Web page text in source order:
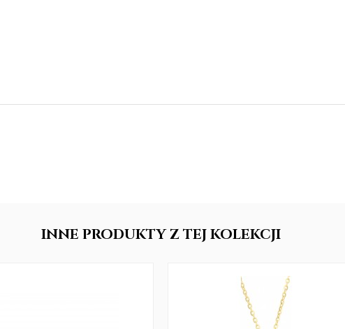
INNE PRODUKTYZ TEJ KOLEKCJI